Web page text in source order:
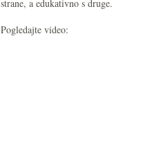
strane, a edukativno s druge.
Pogledajte video: